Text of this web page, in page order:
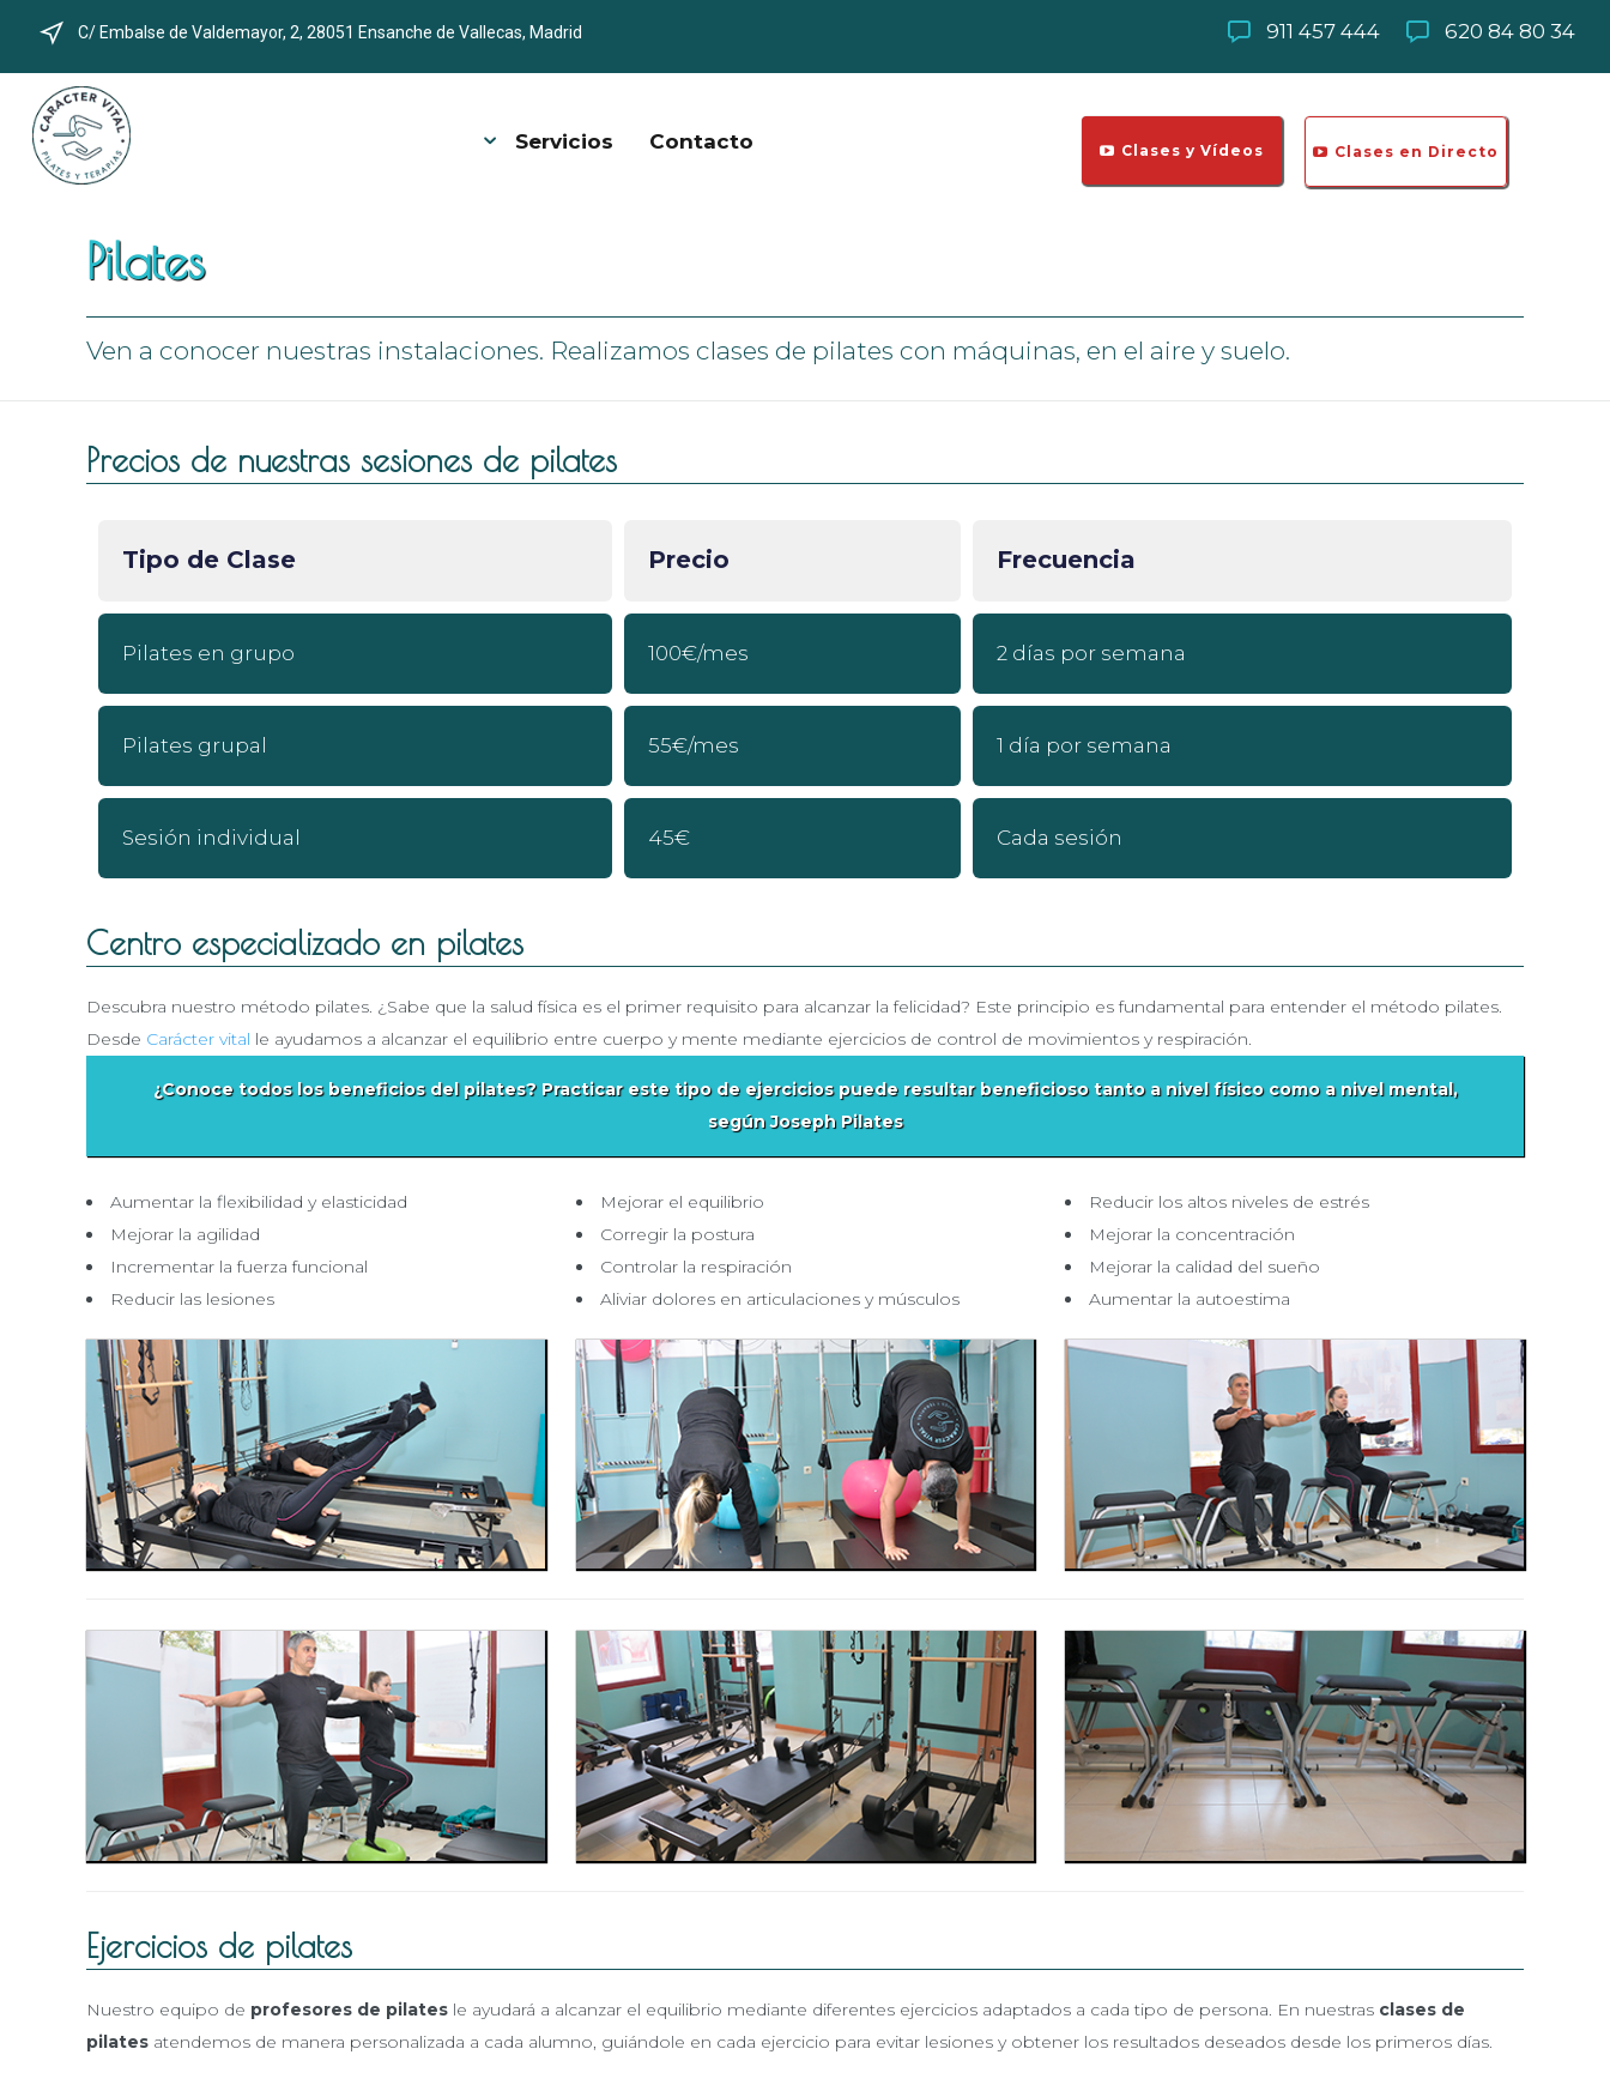
C/ Embalse de Valdemayor, 2, 28051 Ensanche de Vallecas, Madrid 911 457 444 620 84 80 34
Servicios Contacto Clases y Vídeos Clases en Directo
Pilates
Ven a conocer nuestras instalaciones. Realizamos clases de pilates con máquinas, en el aire y suelo.
Precios de nuestras sesiones de pilates
Tipo de Clase Precio Frecuencia
Pilates en grupo 100€/mes 2 días por semana
Pilates grupal 55€/mes 1 día por semana
Sesión individual 45€ Cada sesión
Centro especializado en pilates
Descubra nuestro método pilates. ¿Sabe que la salud física es el primer requisito para alcanzar la felicidad? Este principio es fundamental para entender el método pilates.
Desde Carácter vital le ayudamos a alcanzar el equilibrio entre cuerpo y mente mediante ejercicios de control de movimientos y respiración.
¿Conoce todos los beneficios del pilates? Practicar este tipo de ejercicios puede resultar beneficioso tanto a nivel físico como a nivel mental,
según Joseph Pilates
Aumentar la flexibilidad y elasticidad
Mejorar la agilidad
Incrementar la fuerza funcional
Reducir las lesiones
Mejorar el equilibrio
Corregir la postura
Controlar la respiración
Aliviar dolores en articulaciones y músculos
Reducir los altos niveles de estrés
Mejorar la concentración
Mejorar la calidad del sueño
Aumentar la autoestima
Ejercicios de pilates
Nuestro equipo de profesores de pilates le ayudará a alcanzar el equilibrio mediante diferentes ejercicios adaptados a cada tipo de persona. En nuestras clases de
pilates atendemos de manera personalizada a cada alumno, guiándole en cada ejercicio para evitar lesiones y obtener los resultados deseados desde los primeros días.